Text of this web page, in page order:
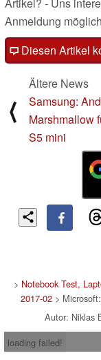
Anmeldung
Diesen Artikel
⟨
Ältere News
Samsung:
Marshmallow
S5 mini
> Notebook Test,
2017-02 >
Autor: Niklas
loading failed!